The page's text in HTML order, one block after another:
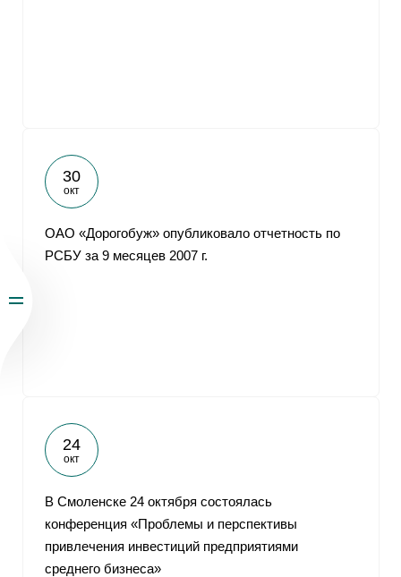
30
окт
ОАО «Дорогобуж» опубликовало отчетность по
РСБУ за 9 месяцев 2007 г.
24
окт
В Смоленске 24 октября состоялась
конференция «Проблемы и перспективы
привлечения инвестиций предприятиями
среднего бизнеса»